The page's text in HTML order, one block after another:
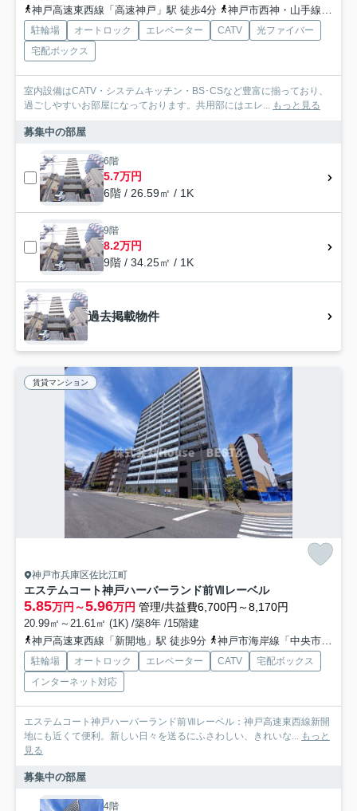
神戸高速東西線「高速神戸」駅 徒歩4分
神戸市西神・山手線「湊川公園」駅 徒歩6分
駐輪場 オートロック エレベーター CATV
光ファイバー
宅配ボックス
室内設備はCATV・システムキッチン・BS･CSなど豊富に揃っており、
過ごしやすいお部屋になっております。共用部にはエレ... もっと見る
募集中の部屋
6階
5.7万円
6階 / 26.59㎡ / 1K
9階
8.2万円
9階 / 34.25㎡ / 1K
過去掲載物件
賃貸マンション
神戸市兵庫区佐比江町
エステムコート神戸ハーバーランド前Ⅶレーベル
5.85万円～5.96万円 管理/共益費6,700円～8,170円
20.99㎡～21.61㎡ (1K) /築8年 /15階建
神戸高速東西線「新開地」駅 徒歩9分
神戸市海岸線「中央市場前」駅 徒歩10分
駐輪場 オートロック エレベーター CATV
宅配ボックス
インターネット対応
エステムコート神戸ハーバーランド前Ⅶレーベル：神戸高速東西線新開
地にも近くて便利。新しい日々を送るにふさわしい、きれいな... もっと
見る
募集中の部屋
4階